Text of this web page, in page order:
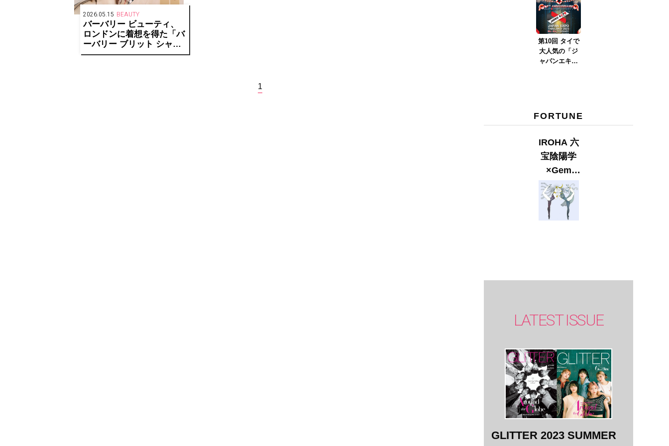
2026.05.15 BEAUTY
バーバリー ビューティ、
ロンドンに着想を得た「バ
ーバリー ブリット シャイ
ン」秋の新色が登場
1
ver.2023』
第10回 タイで
大人気の「ジ
ャパンエキス
FORTUNE
IROHA 六
宝陰陽学
×Gem
Muse
【GLITTER
2023
LATEST ISSUE
GLITTER 2023 SUMMER